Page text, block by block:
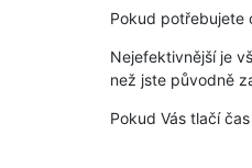
Pokud potřebujete
Nejefektivnější je
než jste původně
Pokud Vás tlačí